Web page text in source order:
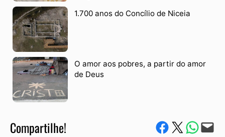
1.700 anos do Concílio de Niceia
O amor aos pobres, a partir do amor
de Deus
Compartilhe! Compartilhe no Facebook
Compartilhe no Twitter
Compartile via
Envie via e-mail